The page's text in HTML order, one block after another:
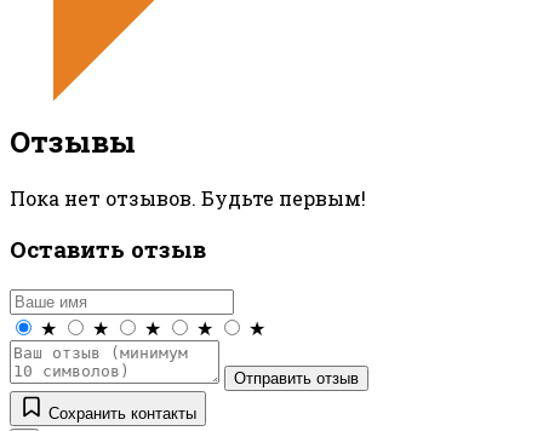
Отзывы
Пока нет отзывов. Будьте первым!
Оставить отзыв
★ ★ ★ ★ ★
Отправить отзыв
Сохранить контакты